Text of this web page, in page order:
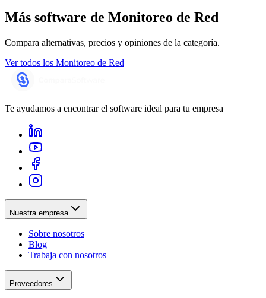
Más software de Monitoreo de Red
Compara alternativas, precios y opiniones de la categoría.
Ver todos los Monitoreo de Red
Te ayudamos a encontrar el software ideal para tu empresa
Nuestra empresa
Sobre nosotros
Blog
Trabaja con nosotros
Proveedores